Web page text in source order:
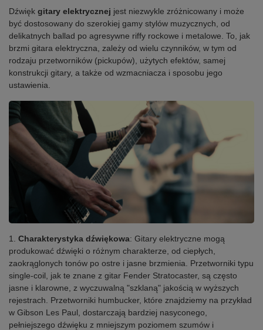
Dźwięk gitary elektrycznej jest niezwykle zróżnicowany i może
być dostosowany do szerokiej gamy stylów muzycznych, od
delikatnych ballad po agresywne riffy rockowe i metalowe. To, jak
brzmi gitara elektryczna, zależy od wielu czynników, w tym od
rodzaju przetworników (pickupów), użytych efektów, samej
konstrukcji gitary, a także od wzmacniacza i sposobu jego
ustawienia.
1. Charakterystyka dźwiękowa: Gitary elektryczne mogą
produkować dźwięki o różnym charakterze, od ciepłych,
zaokrąglonych tonów po ostre i jasne brzmienia. Przetworniki typu
single-coil, jak te znane z gitar Fender Stratocaster, są często
jasne i klarowne, z wyczuwalną "szklaną" jakością w wyższych
rejestrach. Przetworniki humbucker, które znajdziemy na przykład
w Gibson Les Paul, dostarczają bardziej nasyconego,
pełniejszego dźwięku z mniejszym poziomem szumów i